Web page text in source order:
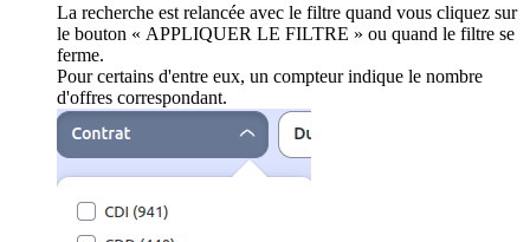
La recherche est relancée avec le filtre quand vous cliquez sur
le bouton « APPLIQUER LE FILTRE » ou quand le filtre se
ferme.
Pour certains d'entre eux, un compteur indique le nombre
d'offres correspondant.